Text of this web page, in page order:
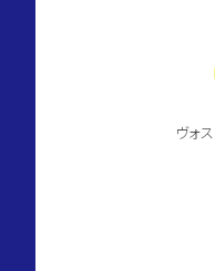
ヴォ